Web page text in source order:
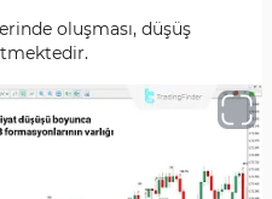
oluşması, düşüş